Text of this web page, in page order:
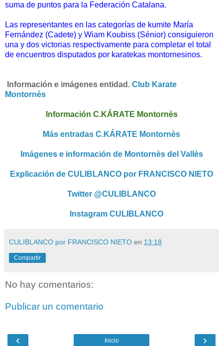
suma de puntos para la Federación Catalana.
Las representantes en las categorías de kumite María
Fernández (Cadete) y Wiam Koubiss (Sénior) consiguieron
una y dos victorias respectivamente para completar el total
de encuentros disputados por karatekas montornesinos.
nformación e imágenes entidad. Club Karate
Montornès
Información C.KÁRATE Montornès
Más entradas C.KÁRATE Montornès
Imágenes e información de Montornès del Vallès
Explicación de CULIBLANCO por FRANCISCO NIETO
Twitter @CULIBLANCO
Instagram CULIBLANCO
CULIBLANCO por FRANCISCO NIETO en 13:18
Compartir
No hay comentarios:
Publicar un comentario
‹ ›
Inicio